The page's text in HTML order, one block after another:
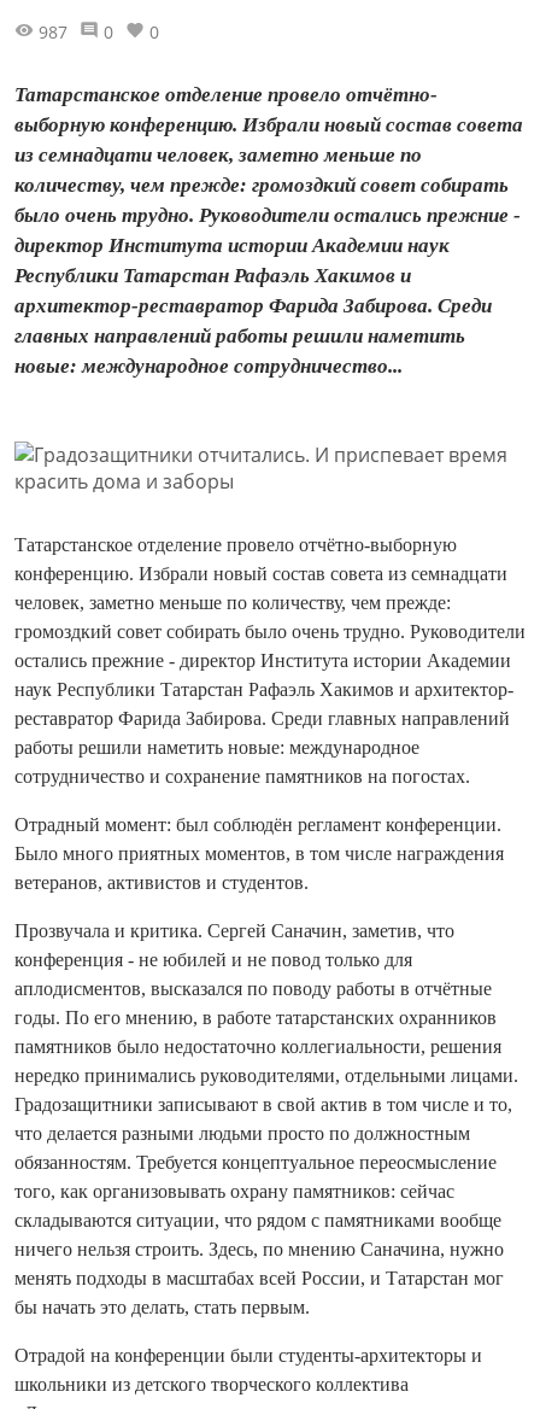
987 0 0
Татарстанское отделение провело отчётно-
выборную конференцию. Избрали новый состав совета
из семнадцати человек, заметно меньше по
количеству, чем прежде: громоздкий совет собирать
было очень трудно. Руководители остались прежние -
директор Института истории Академии наук
Республики Татарстан Рафаэль Хакимов и
архитектор-реставратор Фарида Забирова. Среди
главных направлений работы решили наметить
новые: международное сотрудничество...
Татарстанское отделение провело отчётно-выборную
конференцию. Избрали новый состав совета из семнадцати
человек, заметно меньше по количеству, чем прежде:
громоздкий совет собирать было очень трудно. Руководители
остались прежние - директор Института истории Академии
наук Республики Татарстан Рафаэль Хакимов и архитектор-
реставратор Фарида Забирова. Среди главных направлений
работы решили наметить новые: международное
сотрудничество и сохранение памятников на погостах.
Отрадный момент: был соблюдён регламент конференции.
Было много приятных моментов, в том числе награждения
ветеранов, активистов и студентов.
Прозвучала и критика. Сергей Саначин, заметив, что
конференция - не юбилей и не повод только для
аплодисментов, высказался по поводу работы в отчётные
годы. По его мнению, в работе татарстанских охранников
памятников было недостаточно коллегиальности, решения
нередко принимались руководителями, отдельными лицами.
Градозащитники записывают в свой актив в том числе и то,
что делается разными людьми просто по должностным
обязанностям. Требуется концептуальное переосмысление
того, как организовывать охрану памятников: сейчас
складываются ситуации, что рядом с памятниками вообще
ничего нельзя строить. Здесь, по мнению Саначина, нужно
менять подходы в масштабах всей России, и Татарстан мог
бы начать это делать, стать первым.
Отрадой на конференции были студенты-архитекторы и
школьники из детского творческого коллектива